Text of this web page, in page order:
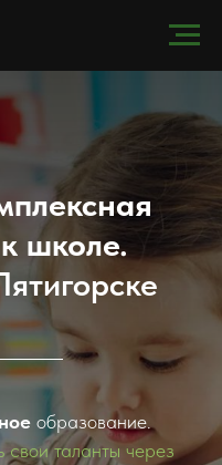
школе.
образование.
таланты через